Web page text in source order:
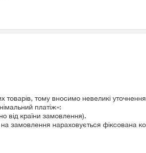
тому вносимо невеликі
платіж»:
від країни замовлення).
на замовлення нараховується фіксована